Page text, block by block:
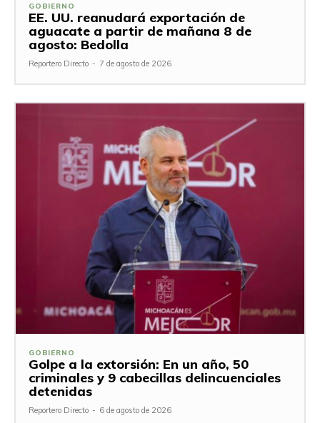
GOBIERNO
EE. UU. reanudará exportación de
aguacate a partir de mañana 8 de
agosto: Bedolla
Reportero Directo - 7 de agosto de 2026
GOBIERNO
Golpe a la extorsión: En un año, 50
criminales y 9 cabecillas delincuenciales
detenidas
Reportero Directo - 6 de agosto de 2026